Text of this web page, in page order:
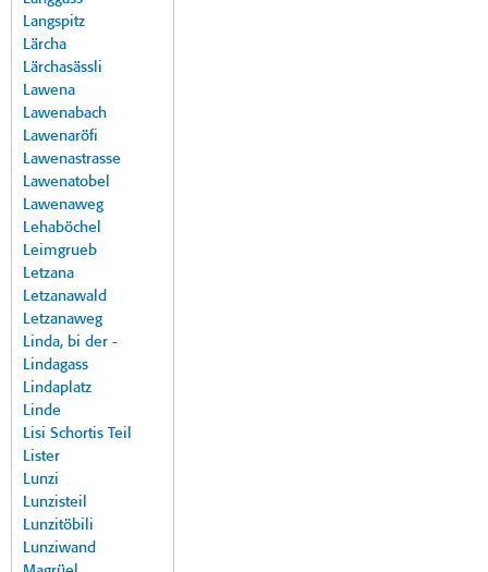
Langspitz
Lärcha
Lärchasässli
Lawena
Lawenabach
Lawenaröfi
Lawenastrasse
Lawenatobel
Lawenaweg
Lehaböchel
Leimgrueb
Letzana
Letzanawald
Letzanaweg
Linda, bi der -
Lindagass
Lindaplatz
Linde
Lisi Schortis Teil
Lister
Lunzi
Lunzisteil
Lunzitöbili
Lunziwand